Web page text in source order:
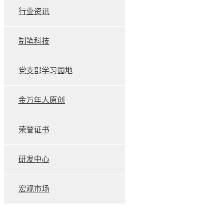
行业资讯
制笔科技
党支部学习园地
金万年人原创
荣誉证书
研发中心
宏观市场